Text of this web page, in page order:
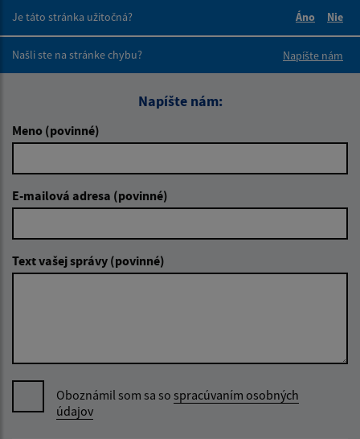
Je táto stránka užitočná?
Áno
Nie
Našli ste na stránke chybu?
Napíšte nám
Napíšte nám:
Meno (povinné)
E-mailová adresa (povinné)
Text vašej správy (povinné)
Oboznámil som sa so spracúvaním osobných
údajov